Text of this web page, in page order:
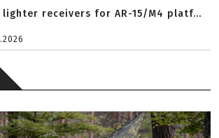
lighter receivers for AR-15/M4 platf...